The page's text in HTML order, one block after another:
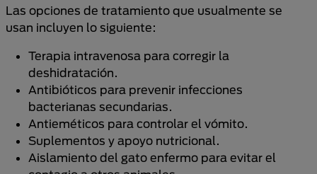
Las opciones de tratamiento que usualmente se
usan incluyen lo siguiente:
Terapia intravenosa para corregir la
deshidratación.
Antibióticos para prevenir infecciones
bacterianas secundarias.
Antieméticos para controlar el vómito.
Suplementos y apoyo nutricional.
Aislamiento del gato enfermo para evitar el